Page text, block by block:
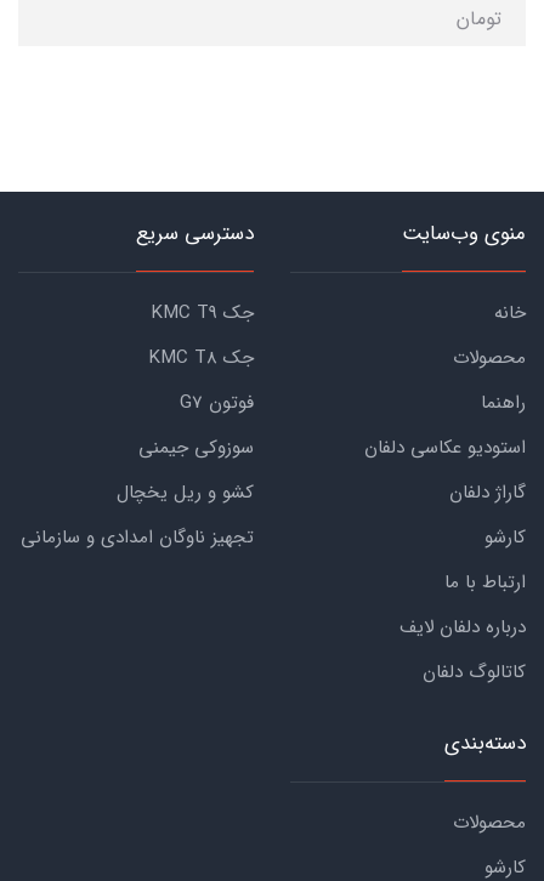
تومان
منوی وب‌سایت
خانه
محصولات
راهنما
استودیو عکاسی دلفان
گاراژ دلفان
کارشو
ارتباط با ما
درباره دلفان لایف
کاتالوگ دلفان
دسترسی سریع
جک KMC T9
جک KMC T8
فوتون G7
سوزوکی جیمنی
کشو و ریل یخچال
تجهیز ناوگان امدادی و سازمانی
دسته‌بندی
محصولات
کارشو